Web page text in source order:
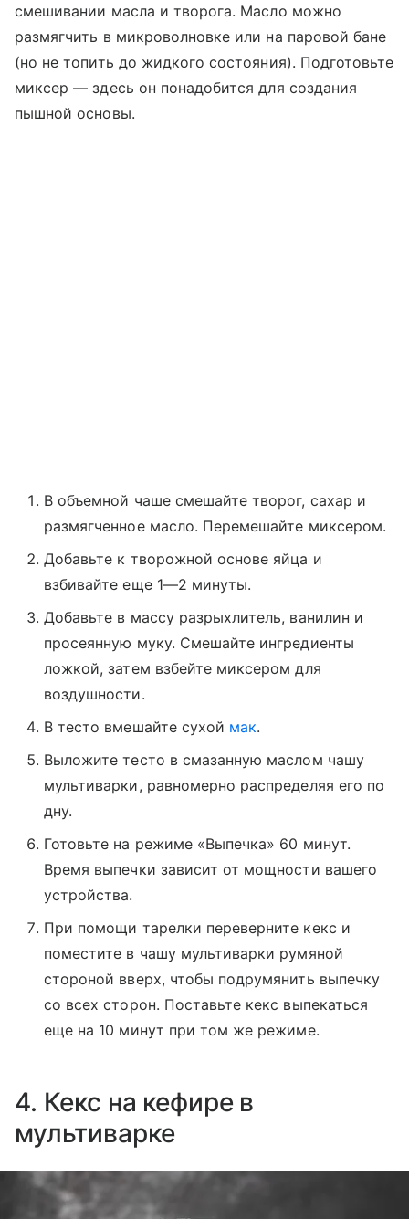
смешивании масла и творога. Масло можно
размягчить в микроволновке или на паровой бане
(но не топить до жидкого состояния). Подготовьте
миксер — здесь он понадобится для создания
пышной основы.
В объемной чаше смешайте творог, сахар и
размягченное масло. Перемешайте миксером.
Добавьте к творожной основе яйца и
взбивайте еще 1—2 минуты.
Добавьте в массу разрыхлитель, ванилин и
просеянную муку. Смешайте ингредиенты
ложкой, затем взбейте миксером для
воздушности.
В тесто вмешайте сухой мак.
Выложите тесто в смазанную маслом чашу
мультиварки, равномерно распределяя его по
дну.
Готовьте на режиме «Выпечка» 60 минут.
Время выпечки зависит от мощности вашего
устройства.
При помощи тарелки переверните кекс и
поместите в чашу мультиварки румяной
стороной вверх, чтобы подрумянить выпечку
со всех сторон. Поставьте кекс выпекаться
еще на 10 минут при том же режиме.
4. Кекс на кефире в
мультиварке